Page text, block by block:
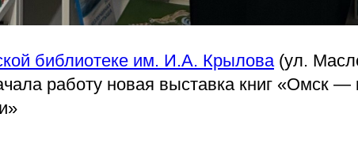
библиотеке им. И.А. Крылова (ул.
работу новая выставка книг «Омск —